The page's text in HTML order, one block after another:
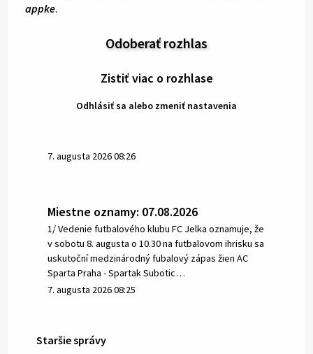
appke.
Odoberať rozhlas
Zistiť viac o rozhlase
Odhlásiť sa alebo zmeniť nastavenia
7. augusta 2026 08:26
Miestne oznamy: 07.08.2026
1/ Vedenie futbalového klubu FC Jelka oznamuje, že
v sobotu 8. augusta o 10.30 na futbalovom ihrisku sa
uskutoční medzinárodný fubalový zápas žien AC
Sparta Praha - Spartak Subotic…
7. augusta 2026 08:25
6. augusta 2026 08:13
Staršie správy